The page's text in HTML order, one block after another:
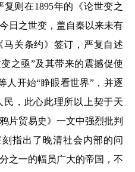
则在1895年的《论世变之
日之世变，盖自秦以来未有
马关条约》签订，严复自述
之亟”及其带来的震撼促使
人开始“睁眼看世界”，并逐
，此心此理所以上契于天
片贸易史》一文中强烈批判
指出了晚清社会内部的问
之一的幅员广大的帝国，不